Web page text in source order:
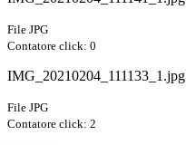
File JPG
Contatore click: 0
IMG_20210204_111133_1.jpg
File JPG
Contatore click: 2